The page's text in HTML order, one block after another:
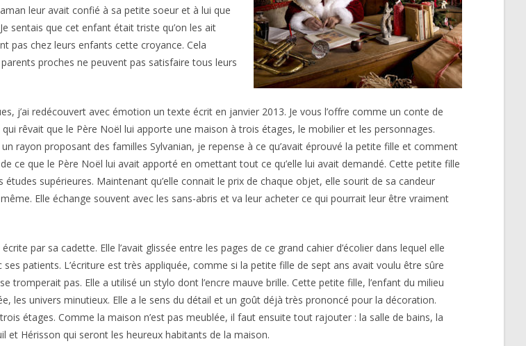
leur avait confié à sa petite soeur et à lui que
sentais que cet enfant était triste qu’on les ait
pas chez leurs enfants cette croyance. Cela
proches ne peuvent pas satisfaire tous leurs
j’ai redécouvert avec émotion un texte écrit en janvier 2013. Je vous l’offre comme un conte de
rêvait que le Père Noël lui apporte une maison à trois étages, le mobilier et les personnages.
rayon proposant des familles Sylvanian, je repense à ce qu’avait éprouvé la petite fille et comment
ce que le Père Noël lui avait apporté en omettant tout ce qu’elle lui avait demandé. Cette petite fille
supérieures. Maintenant qu’elle connait le prix de chaque objet, elle sourit de sa candeur
Elle échange souvent avec les sans-abris et va leur acheter ce qui pourrait leur être vraiment
par sa cadette. Elle l’avait glissée entre les pages de ce grand cahier d’écolier dans lequel elle
patients. L’écriture est très appliquée, comme si la petite fille de sept ans avait voulu être sûre
tromperait pas. Elle a utilisé un stylo dont l’encre mauve brille. Cette petite fille, l’enfant du milieu
les univers minutieux. Elle a le sens du détail et un goût déjà très prononcé pour la décoration.
étages. Comme la maison n’est pas meublée, il faut ensuite tout rajouter : la salle de bains, la
et Hérisson qui seront les heureux habitants de la maison.